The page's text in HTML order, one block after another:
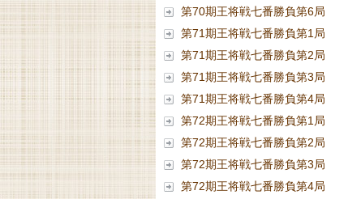
第70期王将戦七番勝負第6局
第71期王将戦七番勝負第1局
第71期王将戦七番勝負第2局
第71期王将戦七番勝負第3局
第71期王将戦七番勝負第4局
第72期王将戦七番勝負第1局
第72期王将戦七番勝負第2局
第72期王将戦七番勝負第3局
第72期王将戦七番勝負第4局